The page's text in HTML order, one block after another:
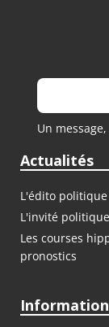
Un
Actualités
L'édito politique
L'invité politique
Les courses
pronostics